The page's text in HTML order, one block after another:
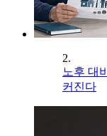
2.
노후 대
커진다